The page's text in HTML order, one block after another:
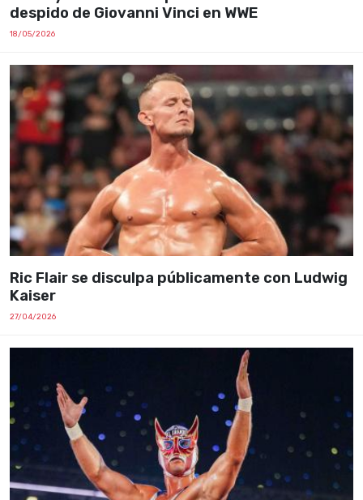
despido de Giovanni Vinci en WWE
18/05/2026
Ric Flair se disculpa públicamente con Ludwig
Kaiser
27/04/2026